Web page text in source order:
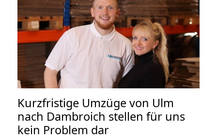
Kurzfristige Umzüge von Ulm
nach Dambroich stellen für uns
kein Problem dar